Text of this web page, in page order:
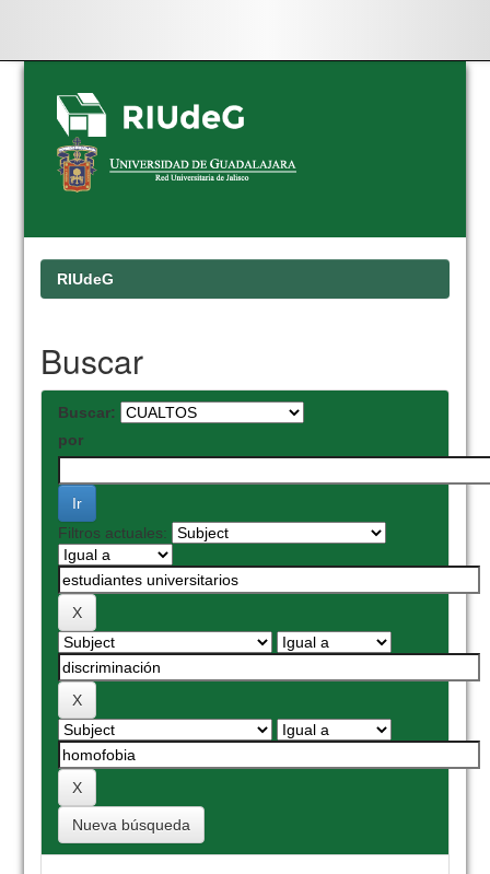
Skip
navigation
RIUdeG
Buscar
Buscar:
por
Filtros actuales:
Nueva búsqueda